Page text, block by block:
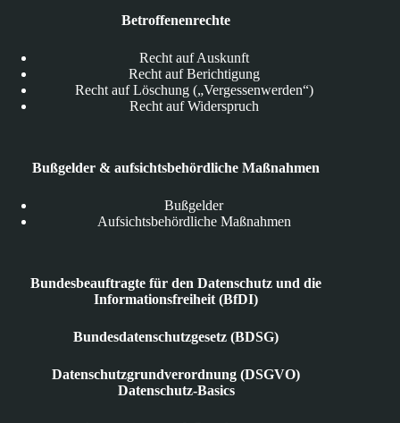
Betroffenenrechte
Recht auf Auskunft
Recht auf Berichtigung
Recht auf Löschung („Vergessenwerden“)
Recht auf Widerspruch
Bußgelder & aufsichtsbehördliche Maßnahmen
Bußgelder
Aufsichtsbehördliche Maßnahmen
Bundesbeauftragte für den Datenschutz und die
Informationsfreiheit (BfDI)
Bundesdatenschutzgesetz (BDSG)
Datenschutzgrundverordnung (DSGVO)
Datenschutz-Basics